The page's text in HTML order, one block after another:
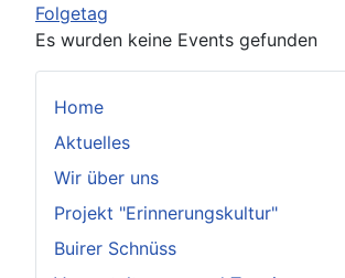
Home
Aktuelles
Wir über uns
Projekt "Erinnerungskultur"
Buirer Schnüss
Folgetag
Es wurden keine Events gefunden